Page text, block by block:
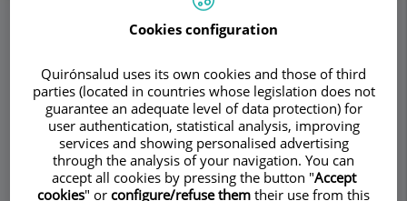
Consultorio
Dr. Christian
Morgenstern de
Muller
Cookies configuration
Quirónsalud uses its own cookies and those of third
parties (located in countries whose legislation does not
guarantee an adequate level of data protection) for
user authentication, statistical analysis, improving
services and showing personalised advertising
through the analysis of your navigation. You can
accept all cookies by pressing the button "Accept
cookies" or configure/refuse them their use from this